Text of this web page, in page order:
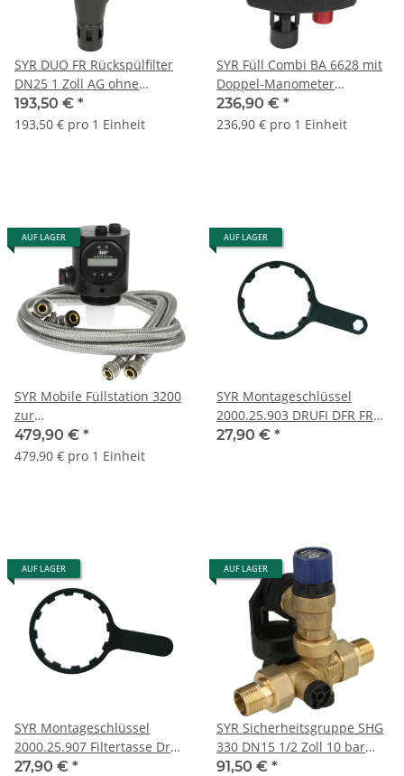
SYR DUO FR Rückspülfilter
DN25 1 Zoll AG ohne
Druckminderer 231425001
193,50 € *
193,50 € pro 1 Einheit
SYR Füll Combi BA 6628 mit
Doppel-Manometer
6628.20.008
236,90 € *
236,90 € pro 1 Einheit
AUF LAGER
SYR Mobile Füllstation 3200
zur
Heizungswasseraufbereitung
320000040
479,90 € *
479,90 € pro 1 Einheit
AUF LAGER
SYR Montageschlüssel
2000.25.903 DRUFI DFR FR
bis Baujahr 04/2011 und
27,90 € *
AUF LAGER
SYR Montageschlüssel
2000.25.907 Filtertasse Drufi
Plus DFR FR DFF FF ab
27,90 € *
AUF LAGER
SYR Sicherheitsgruppe SHG
330 DN15 1/2 Zoll 10 bar
0330.15.102
91,50 € *